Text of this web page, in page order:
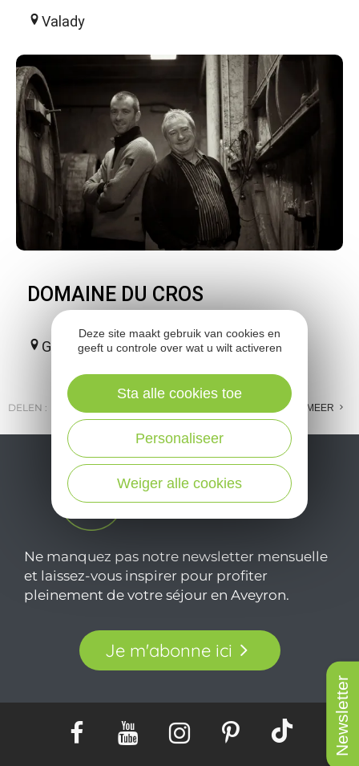
Newsletter
Valady
DOMAINE DU CROS
Goutrens
DELEN : E-MAIL FACEBOOK MEER
Ne manquez pas notre newsletter mensuelle
et laissez-vous inspirer pour profiter
pleinement de votre séjour en Aveyron.
Je m'abonne ici
Deze site maakt gebruik van cookies en
geeft u controle over wat u wilt activeren
Weiger alle cookies
Personaliseer
Sta alle cookies toe